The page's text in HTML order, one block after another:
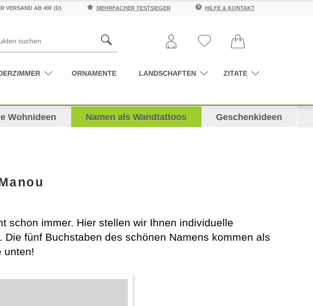
VERSAND AB 49€ (D) MEHRFACHER TESTSIEGER HILFE & KONTAKT
ORNAMENTE LANDSCHAFTEN ZITATE
Wohnideen Namen als Wandtattoos Geschenkideen
schon immer. Hier stellen wir Ihnen individuelle
Die fünf Buchstaben des schönen Namens kommen als
unten!